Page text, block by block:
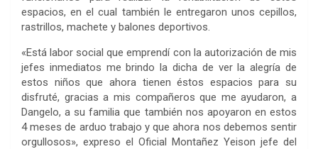
espacios, en el cual también le entregaron unos cepillos,
rastrillos, machete y balones deportivos.
«Está labor social que emprendí con la autorización de mis
jefes inmediatos me brindo la dicha de ver la alegría de
estos niños que ahora tienen éstos espacios para su
disfruté, gracias a mis compañeros que me ayudaron, a
Dangelo, a su familia que también nos apoyaron en estos
4 meses de arduo trabajo y que ahora nos debemos sentir
orgullosos», expreso el Oficial Montañez Yeison jefe del